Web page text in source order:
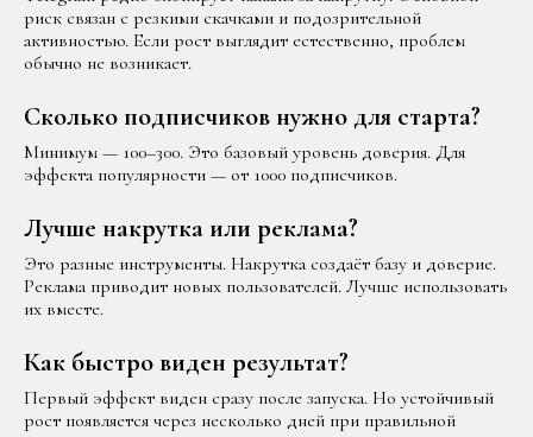
риск связан с резкими скачками и подозрительной
активностью. Если рост выглядит естественно, проблем
обычно не возникает.
Сколько подписчиков нужно для старта?
Минимум — 100–300. Это базовый уровень доверия. Для
эффекта популярности — от 1000 подписчиков.
Лучше накрутка или реклама?
Это разные инструменты. Накрутка создаёт базу и доверие.
Реклама приводит новых пользователей. Лучше использовать
их вместе.
Как быстро виден результат?
Первый эффект виден сразу после запуска. Но устойчивый
рост появляется через несколько дней при правильной